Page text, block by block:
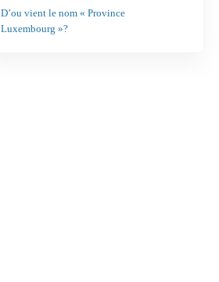
D’ou vient le nom « Province
Luxembourg »?